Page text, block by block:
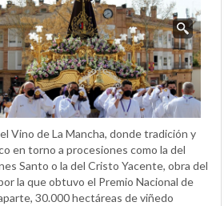
Vino de La Mancha, donde tradición y
en torno a procesiones como la del
Santo o la del Cristo Yacente, obra del
la que obtuvo el Premio Nacional de
30.000 hectáreas de viñedo